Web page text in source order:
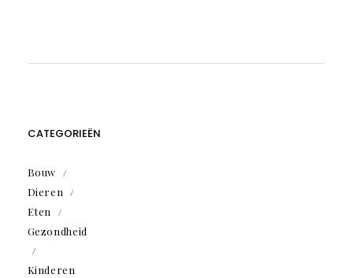
CATEGORIEËN
Bouw
Dieren
Eten
Gezondheid
Kinderen